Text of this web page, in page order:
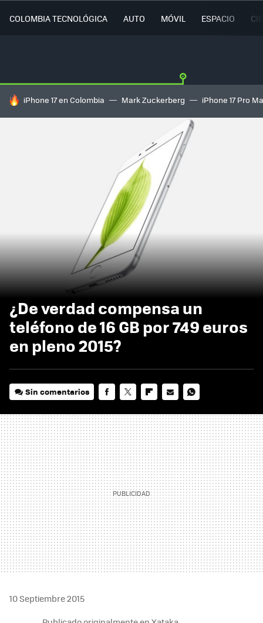
COLOMBIA TECNOLÓGICA AUTO MÓVIL ESPACIO
HOY SE HABLA DE
iPhone 17 en Colombia Mark Zuckerberg iPhone 17 Pro
¿De verdad compensa un
teléfono de 16 GB por 749 euros
en pleno 2015?
Sin comentarios
MAIL
10 Septiembre 2015